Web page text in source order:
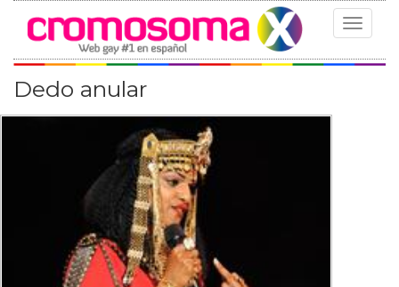
Toggle
Dedo anular